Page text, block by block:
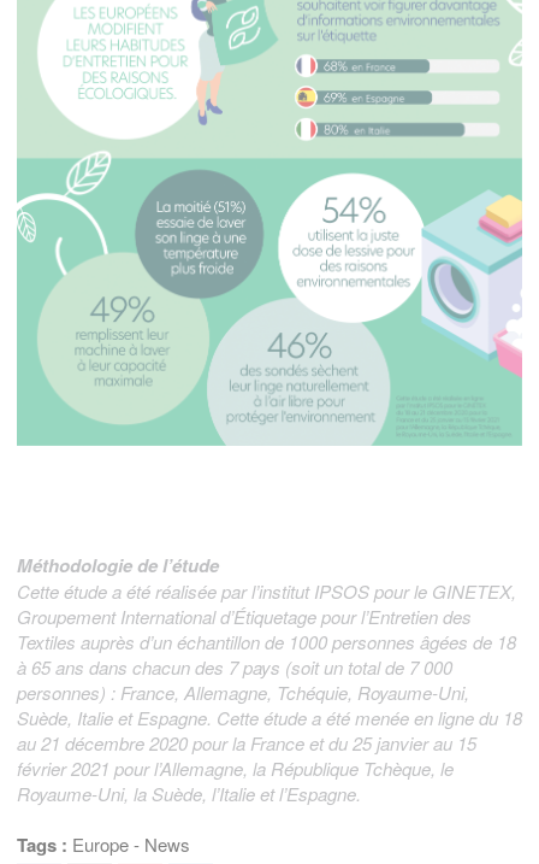
Méthodologie de l’étude
Cette étude a été réalisée par l’institut IPSOS pour le GINETEX,
Groupement International d’Étiquetage pour l’Entretien des
Textiles auprès d’un échantillon de 1000 personnes âgées de 18
à 65 ans dans chacun des 7 pays (soit un total de 7 000
personnes) : France, Allemagne, Tchéquie, Royaume-Uni,
Suède, Italie et Espagne. Cette étude a été menée en ligne du 18
au 21 décembre 2020 pour la France et du 25 janvier au 15
février 2021 pour l’Allemagne, la République Tchèque, le
Royaume-Uni, la Suède, l’Italie et l’Espagne.
Tags : Europe- News